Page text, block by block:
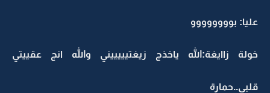
عليا: بوووووووو
خولة زاايغة:الله ياخذج زيغتيييييني والله انج عقييتي
قلبي..حمارة